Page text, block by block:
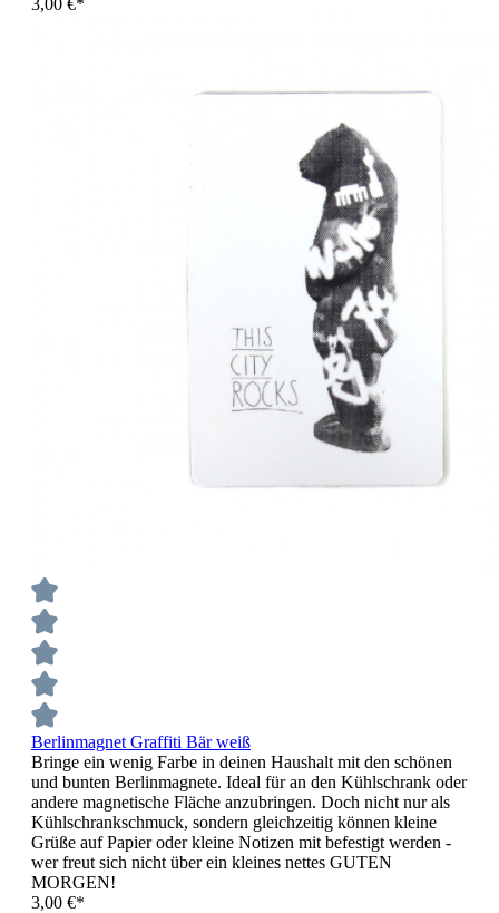
Berlinmagnet Graffiti Bär weiß
Bringe ein wenig Farbe in deinen Haushalt mit den schönen
und bunten Berlinmagnete. Ideal für an den Kühlschrank oder
andere magnetische Fläche anzubringen. Doch nicht nur als
Kühlschrankschmuck, sondern gleichzeitig können kleine
Grüße auf Papier oder kleine Notizen mit befestigt werden -
wer freut sich nicht über ein kleines nettes GUTEN
MORGEN!
3,00 €*